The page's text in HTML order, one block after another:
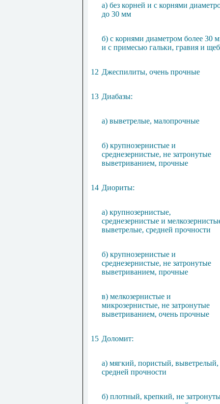
а) без корней и с корнями
до 30 мм
б) с корнями диаметром более 30
и с примесью гальки, гравия и
12 Джеспилиты, очень прочные
13 Диабазы:
а) выветрелые, малопрочные
б) крупнозернистые и
среднезернистые, не затронутые
выветриванием, прочные
14 Диориты:
а) крупнозернистые,
среднезернистые и
выветрелые, средней прочности
б) крупнозернистые и
среднезернистые, не затронутые
выветриванием, прочные
в) мелкозернистые и
микрозернистые, не затронутые
выветриванием, очень прочные
15 Доломит:
а) мягкий, пористый, выветрелый,
средней прочности
б) плотный, крепкий, не